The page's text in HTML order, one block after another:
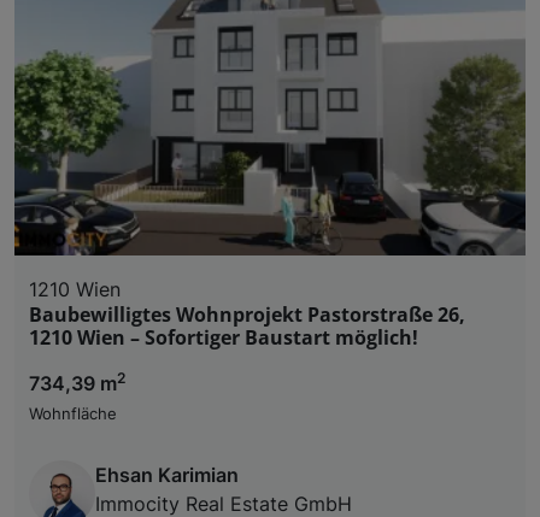
1210 Wien
Baubewilligtes Wohnprojekt Pastorstraße 26,
1210 Wien – Sofortiger Baustart möglich!
734,39 m2
Wohnfläche
Ehsan Karimian
Immocity Real Estate GmbH